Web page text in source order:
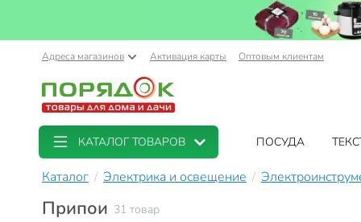
Адреса магазинов Активация карты Оптовым клиентам
КАТАЛОГ ТОВАРОВ ПОСУДА
Каталог Электрика и освещение
Припои 31 товар